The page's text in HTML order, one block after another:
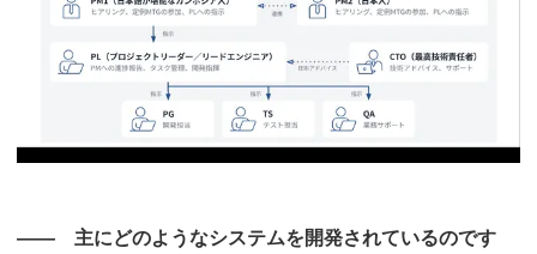
―― 主にどのようなシステムを開発されているのです